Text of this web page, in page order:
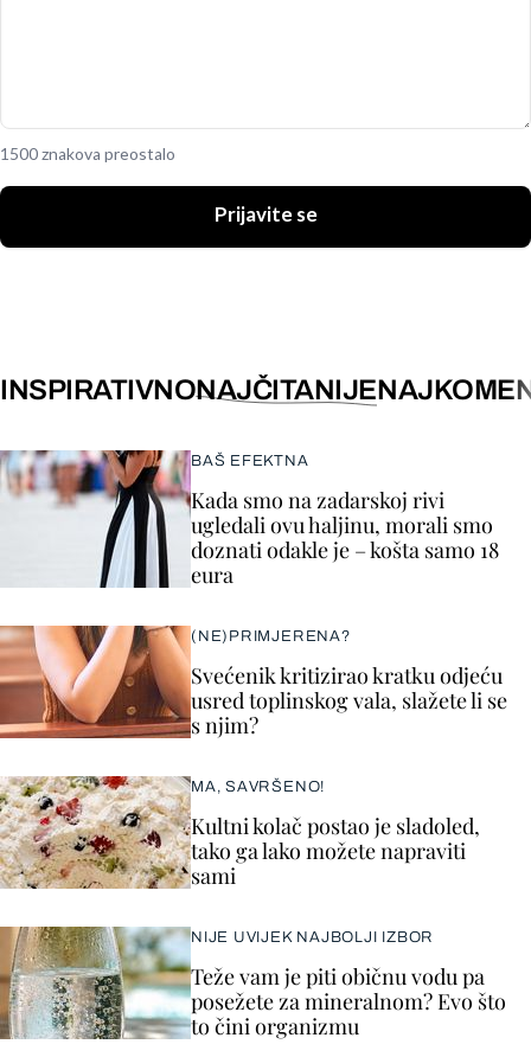
1500 znakova preostalo
Prijavite se
INSPIRATIVNONAJČITANIJE
BAŠ EFEKTNA
Kada smo na zadarskoj rivi
ugledali ovu haljinu, morali smo
doznati odakle je – košta samo 18
eura
(NE)PRIMJERENA?
Svećenik kritizirao kratku odjeću
usred toplinskog vala, slažete li se
s njim?
MA, SAVRŠENO!
Kultni kolač postao je sladoled,
tako ga lako možete napraviti
sami
NIJE UVIJEK NAJBOLJI IZBOR
Teže vam je piti običnu vodu pa
posežete za mineralnom? Evo što
to čini organizmu